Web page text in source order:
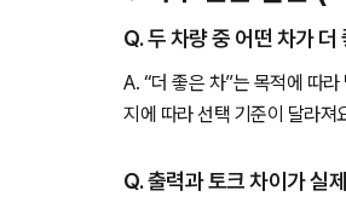
Q. 두 차량 중 어떤 차가 더
A. “더 좋은 차”는 목적에 따
지에 따라 선택 기준이 달라져
Q. 출력과 토크 차이가 실